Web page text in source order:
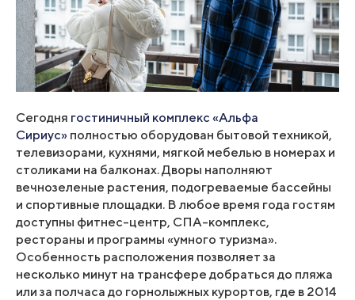
Сегодня гостиничный комплекс «Альфа
Сириус» полностью оборудован бытовой техникой,
телевизорами, кухнями, мягкой мебелью в номерах и
столиками на балконах. Дворы наполняют
вечнозеленые растения, подогреваемые бассейны
и спортивные площадки. В любое время года гостям
доступны фитнес-центр, СПА-комплекс,
рестораны и программы «умного туризма».
Особенность расположения позволяет за
несколько минут на трансфере добраться до пляжа
или за полчаса до горнолыжных курортов, где в 2014